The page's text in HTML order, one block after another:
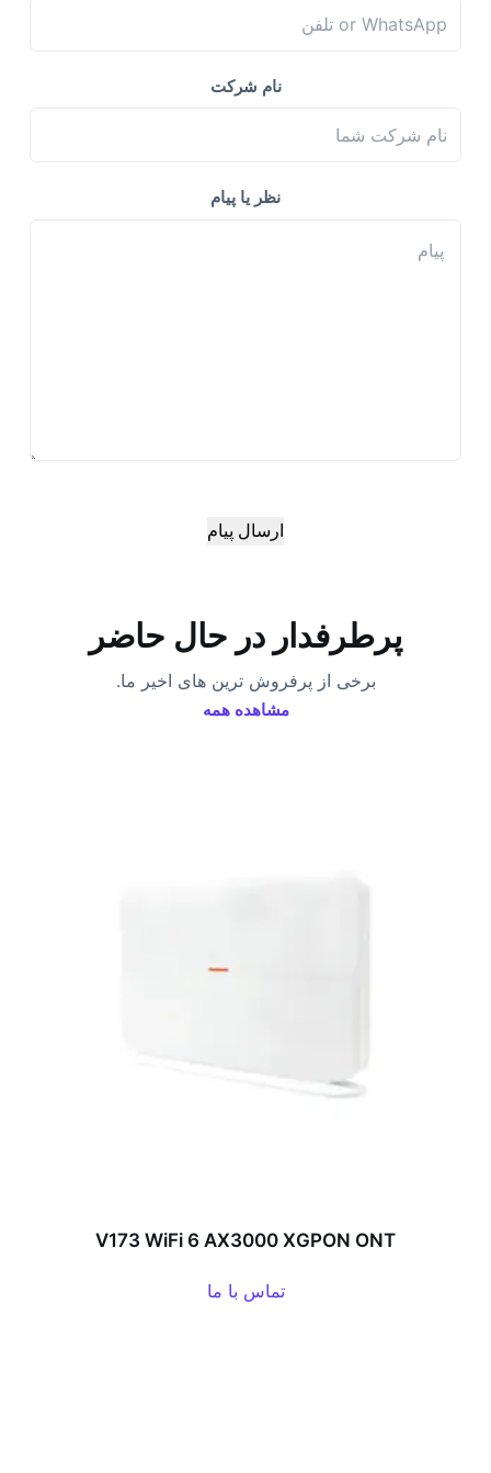
نام شرکت
نظر یا پیام
ارسال پیام
پرطرفدار در حال حاضر
برخی از پرفروش ترین های اخیر ما.
مشاهده همه
V173 WiFi 6 AX3000 XGPON ONT
تماس با ما